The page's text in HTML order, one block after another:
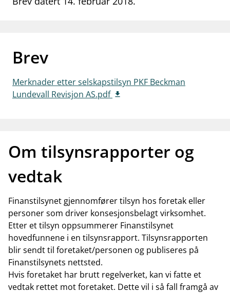
notifications_noneAbonner på nyhetsvarsel
Brev
Merknader etter selskapstilsyn PKF Beckman
Lundevall Revisjon AS.pdf
Om tilsynsrapporter og
vedtak
Finanstilsynet gjennomfører tilsyn hos foretak eller
personer som driver konsesjonsbelagt virksomhet.
Etter et tilsyn oppsummerer Finanstilsynet
hovedfunnene i en tilsynsrapport. Tilsynsrapporten
blir sendt til foretaket/personen og publiseres på
Finanstilsynets nettsted.
Hvis foretaket har brutt regelverket, kan vi fatte et
vedtak rettet mot foretaket. Dette vil i så fall framgå av